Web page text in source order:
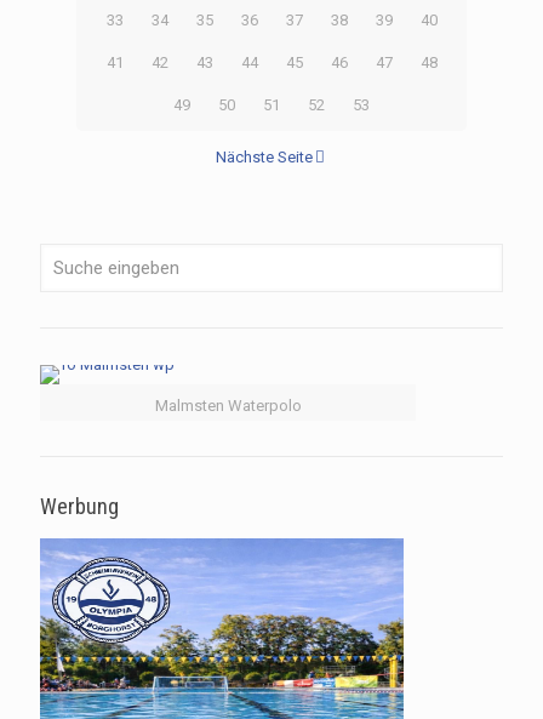
33 34 35 36 37 38 39 40
41 42 43 44 45 46 47 48
49 50 51 52 53
Nächste Seite
Malmsten Waterpolo
Werbung